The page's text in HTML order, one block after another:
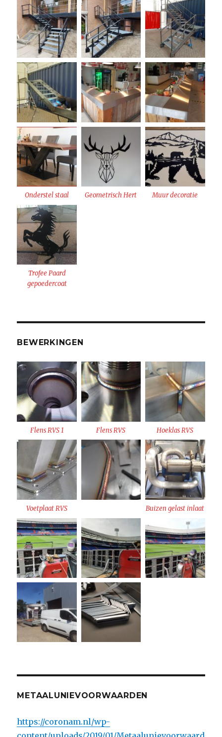
Onderstel staal Geometrisch Hert Muur decoratie
Trofee Paard
gepoedercoat
BEWERKINGEN
Flens RVS 1 Flens RVS Hoeklas RVS
Voetplaat RVS Buizen gelast inlaat
METAALUNIEVOORWAARDEN
https://coronam.nl/wp-